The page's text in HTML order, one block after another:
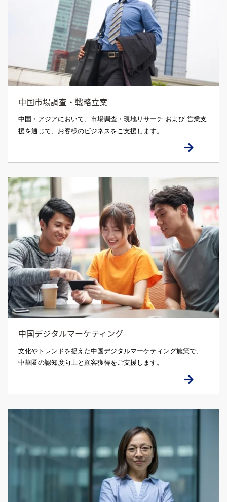
中国市場調査・戦略立案
中国・アジアにおいて、市場調査・現地リサーチ および 営業支
援を通じて、お客様のビジネスをご支援します。
中国デジタルマーケティング
文化やトレンドを捉えた中国デジタルマーケティング施策で、
中華圏の認知度向上と顧客獲得をご支援します。